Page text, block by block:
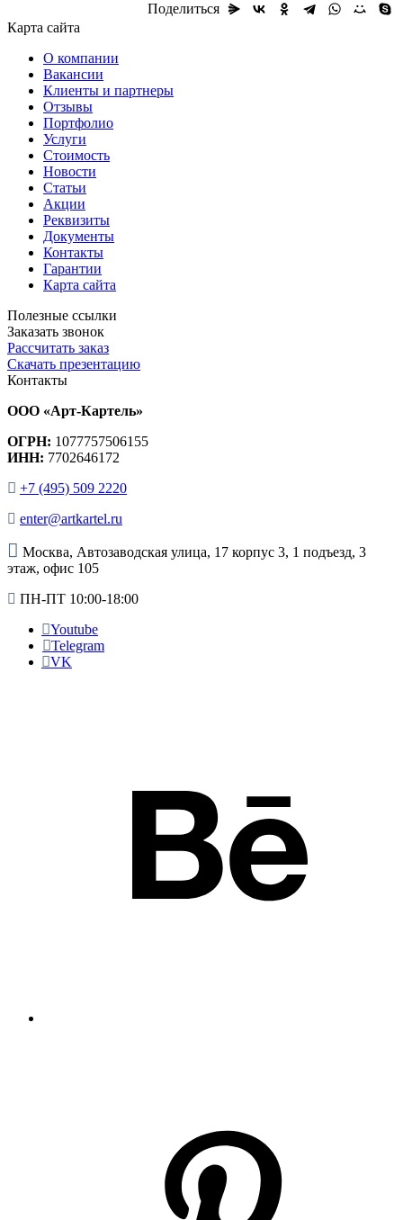
Поделиться
Карта сайта
О компании
Вакансии
Клиенты и партнеры
Отзывы
Портфолио
Услуги
Стоимость
Новости
Статьи
Акции
Реквизиты
Документы
Контакты
Гарантии
Карта сайта
Полезные ссылки
Заказать звонок
Рассчитать заказ
Скачать презентацию
Контакты
ООО «Арт-Картель»
ОГРН: 1077757506155
ИНН: 7702646172
+7 (495) 509 2220
enter@artkartel.ru
Москва, Автозаводская улица, 17 корпус 3, 1 подъезд, 3
этаж, офис 105
ПН-ПТ 10:00-18:00
Youtube
Telegram
VK